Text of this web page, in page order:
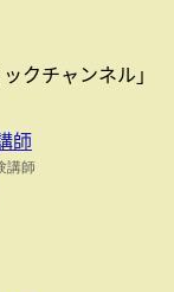
クチャンネル」
師